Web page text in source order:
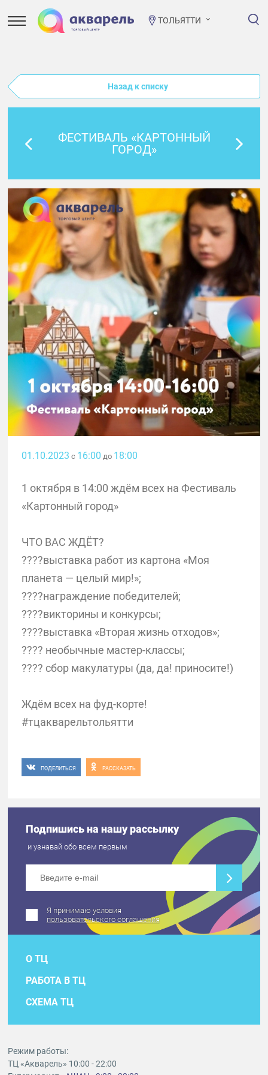
ТОЛЬЯТТИ
Назад к списку
ФЕСТИВАЛЬ «КАРТОННЫЙ
ГОРОД»
01.10.2023 с 16:00 до 18:00
1 октября в 14:00 ждём всех на Фестиваль
«Картонный город»
ЧТО ВАС ЖДЁТ?
????выставка работ из картона «Моя
планета — целый мир!»;
????награждение победителей;
????викторины и конкурсы;
????выставка «Вторая жизнь отходов»;
???? необычные мастер-классы;
???? сбор макулатуры (да, да! приносите!)
Ждём всех на фуд-корте!
#тцакварельтольятти
ПОДЕЛИТЬСЯ РАССКАЗАТЬ
Подпишись на нашу рассылку
и узнавай обо всем первым
Я принимаю условия
пользовательского соглашения
О ТЦ
РАБОТА В ТЦ
СХЕМА ТЦ
Режим работы:
ТЦ «Акварель» 10:00 - 22:00